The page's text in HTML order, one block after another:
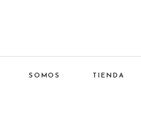
SOMOS TIENDA